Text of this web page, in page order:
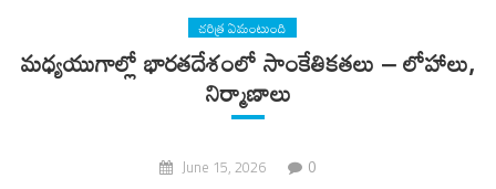
చరిత్ర ఏమంటుంది
మధ్యయుగాల్లో భారతదేశంలో సాంకేతికతలు – లోహాలు,
నిర్మాణాలు
June 15, 2026 0